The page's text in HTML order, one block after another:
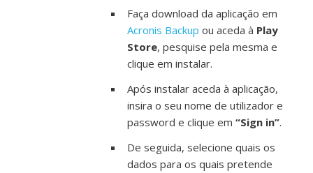
Faça download da aplicação em
Acronis Backup ou aceda à Play
Store, pesquise pela mesma e
clique em instalar.
Após instalar aceda à aplicação,
insira o seu nome de utilizador e
password e clique em “Sign in”.
De seguida, selecione quais os
dados para os quais pretende